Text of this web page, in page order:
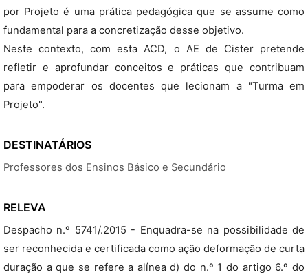
por Projeto é uma prática pedagógica que se assume como
fundamental para a concretização desse objetivo.
Neste contexto, com esta ACD, o AE de Cister pretende
refletir e aprofundar conceitos e práticas que contribuam
para empoderar os docentes que lecionam a "Turma em
Projeto".
DESTINATÁRIOS
Professores dos Ensinos Básico e Secundário
RELEVA
Despacho n.º 5741/.2015 - Enquadra-se na possibilidade de
ser reconhecida e certificada como ação deformação de curta
duração a que se refere a alínea d) do n.º 1 do artigo 6.º do